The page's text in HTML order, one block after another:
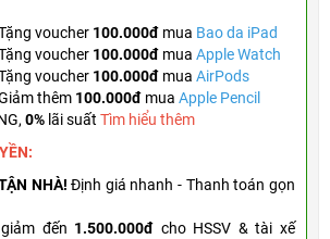
voucher 100.000đ mua Bao da iPad
voucher 100.000đ mua Apple Watch
voucher 100.000đ mua AirPods
thêm 100.000đ mua Apple Pencil
0% lãi suất Tìm hiểu thêm
NHÀ!Định giá nhanh - Thanh toán gọn
đến 1.500.000đ cho HSSV & tài xế